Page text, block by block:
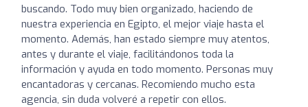
buscando. Todo muy bien organizado, haciendo de
nuestra experiencia en Egipto, el mejor viaje hasta el
momento. Además, han estado siempre muy atentos,
antes y durante el viaje, facilitándonos toda la
información y ayuda en todo momento. Personas muy
encantadoras y cercanas. Recomiendo mucho esta
agencia, sin duda volveré a repetir con ellos.